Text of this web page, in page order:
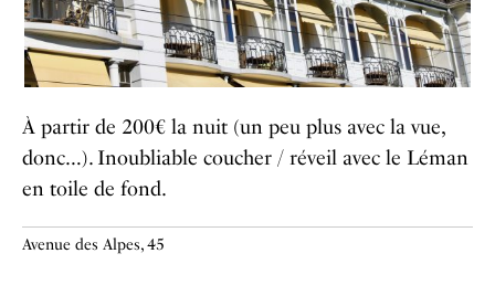
À partir de 200€ la nuit (un peu plus avec la vue,
donc…). Inoubliable coucher / réveil avec le Léman
en toile de fond.
Avenue des Alpes, 45